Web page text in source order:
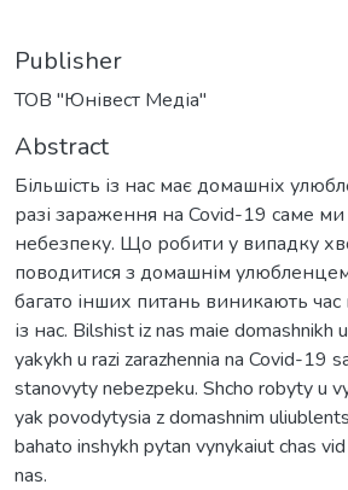
Publisher
ТОВ "Юнівест Медіа"
Abstract
Більшість із нас має домашніх
разі зараження на Covid-19 саме
небезпеку. Що робити у випадку
поводитися з домашнім
багато інших питань виникають час
із нас. Bilshist iz nas maie domashnikh
yakykh u razi zarazhennia na Covid-19
stanovyty nebezpeku. Shcho robyty u
yak povodytysia z domashnim
bahato inshykh pytan vynykaiut chas
nas.